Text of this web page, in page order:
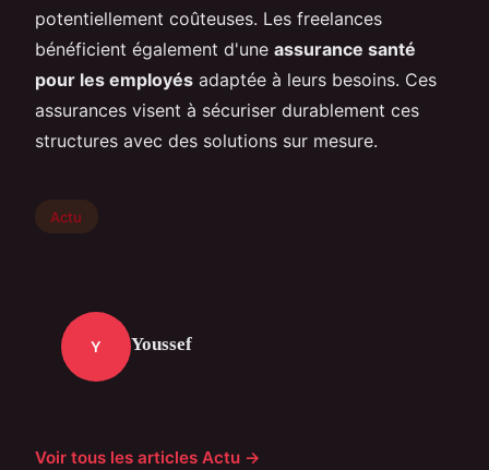
potentiellement coûteuses. Les freelances
bénéficient également d'une assurance santé
pour les employés adaptée à leurs besoins. Ces
assurances visent à sécuriser durablement ces
structures avec des solutions sur mesure.
Actu
Y Youssef
Voir tous les articles Actu →